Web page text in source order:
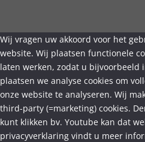
Wij vragen uw akkoord voor het
website. Wij plaatsen functionele
laten werken, zodat u bijvoorbeeld
plaatsen we analyse cookies om
onze website te analyseren. Wij
third-party (=marketing) cookies.
kunt klikken bv. Youtube kan dat
privacyverklaring vindt u meer